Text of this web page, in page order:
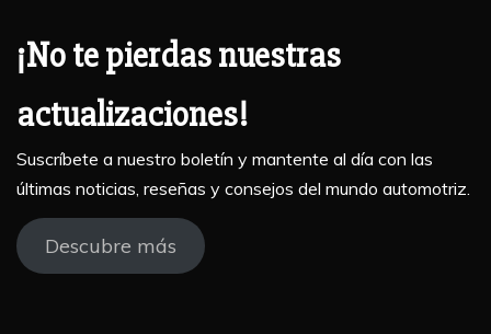
¡No te pierdas nuestras
actualizaciones!
Suscríbete a nuestro boletín y mantente al día con las
últimas noticias, reseñas y consejos del mundo automotriz.
Descubre más